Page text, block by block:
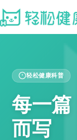
轻松健康科普
每一篇
而写